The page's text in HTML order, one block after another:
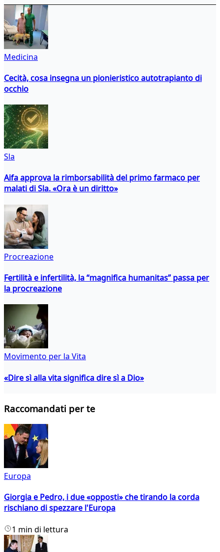
Medicina
Cecità, cosa insegna un pionieristico autotrapianto di
occhio
Sla
Aifa approva la rimborsabilità del primo farmaco per
malati di Sla. «Ora è un diritto»
Procreazione
Fertilità e infertilità, la “magnifica humanitas” passa per
la procreazione
Movimento per la Vita
«Dire sì alla vita significa dire sì a Dio»
Raccomandati per te
Europa
Giorgia e Pedro, i due «opposti» che tirando la corda
rischiano di spezzare l'Europa
1 min di lettura